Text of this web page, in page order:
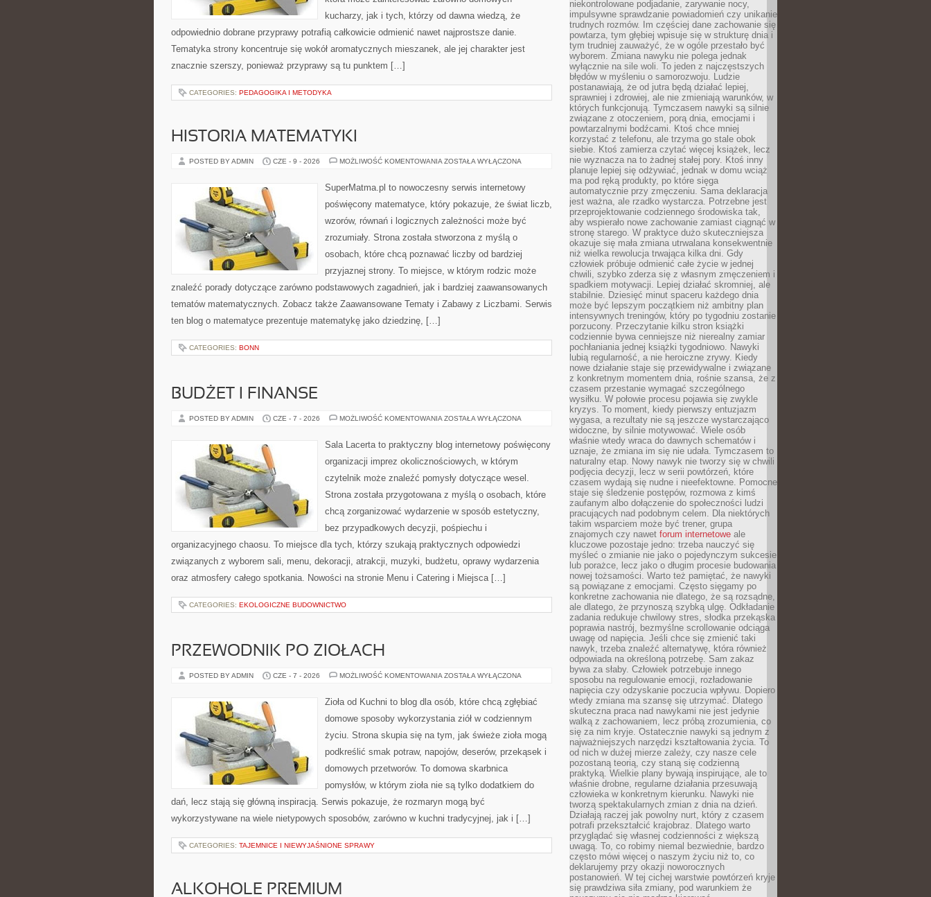
kucharzy, jak i tych, którzy od dawna wiedzą, że
odpowiednio dobrane przyprawy potrafią całkowicie odmienić nawet najprostsze danie.
Tematyka strony koncentruje się wokół aromatycznych mieszanek, ale jej charakter jest
znacznie szerszy, ponieważ przyprawy są tu punktem […]
CATEGORIES: PEDAGOGIKA I METODYKA
HISTORIA MATEMATYKI
POSTED BY ADMIN CZE - 9 - 2026 MOŻLIWOŚĆ KOMENTOWANIA HISTORIA
ZOSTAŁA WYŁĄCZONA
SuperMatma.pl to nowoczesny serwis internetowy
poświęcony matematyce, który pokazuje, że świat liczb,
wzorów, równań i logicznych zależności może być
zrozumiały. Strona została stworzona z myślą o
osobach, które chcą poznawać liczby od bardziej
przyjaznej strony. To miejsce, w którym rodzic może
znaleźć porady dotyczące zarówno podstawowych zagadnień, jak i bardziej zaawansowanych
tematów matematycznych. Zobacz także Zaawansowane Tematy i Zabawy z Liczbami. Serwis
ten blog o matematyce prezentuje matematykę jako dziedzinę, […]
CATEGORIES: BONN
BUDŻET I FINANSE
POSTED BY ADMIN CZE - 7 - 2026 MOŻLIWOŚĆ KOMENTOWANIA BUDŻET
ZOSTAŁA WYŁĄCZONA
Sala Lacerta to praktyczny blog internetowy poświęcony
organizacji imprez okolicznościowych, w którym
czytelnik może znaleźć pomysły dotyczące wesel.
Strona została przygotowana z myślą o osobach, które
chcą zorganizować wydarzenie w sposób estetyczny,
bez przypadkowych decyzji, pośpiechu i
organizacyjnego chaosu. To miejsce dla tych, którzy szukają praktycznych odpowiedzi
związanych z wyborem sali, menu, dekoracji, atrakcji, muzyki, budżetu, oprawy wydarzenia
oraz atmosfery całego spotkania. Nowości na stronie Menu i Catering i Miejsca […]
CATEGORIES: EKOLOGICZNE BUDOWNICTWO
PRZEWODNIK PO ZIOŁACH
POSTED BY ADMIN CZE - 7 - 2026 MOŻLIWOŚĆ KOMENTOWANIA PRZEWODNIK
ZOSTAŁA WYŁĄCZONA
Zioła od Kuchni to blog dla osób, które chcą zgłębiać
domowe sposoby wykorzystania ziół w codziennym
życiu. Strona skupia się na tym, jak świeże zioła mogą
podkreślić smak potraw, napojów, deserów, przekąsek i
domowych przetworów. To domowa skarbnica
pomysłów, w którym zioła nie są tylko dodatkiem do
dań, lecz stają się główną inspiracją. Serwis pokazuje, że rozmaryn mogą być
wykorzystywane na wiele nietypowych sposobów, zarówno w kuchni tradycyjnej, jak i […]
CATEGORIES: TAJEMNICE I NIEWYJAŚNIONE SPRAWY
ALKOHOLE PREMIUM
niekontrolowane podjadanie, zarywanie nocy,
impulsywne sprawdzanie powiadomień czy unikanie
trudnych rozmów. Im częściej dane zachowanie się
powtarza, tym głębiej wpisuje się w strukturę dnia i
tym trudniej zauważyć, że w ogóle przestało być
wyborem. Zmiana nawyku nie polega jednak
wyłącznie na sile woli. To jeden z najczęstszych
błędów w myśleniu o samorozwoju. Ludzie
postanawiają, że od jutra będą działać lepiej,
sprawniej i zdrowiej, ale nie zmieniają warunków, w
których funkcjonują. Tymczasem nawyki są silnie
związane z otoczeniem, porą dnia, emocjami i
powtarzalnymi bodźcami. Ktoś chce mniej
korzystać z telefonu, ale trzyma go stale obok
siebie. Ktoś zamierza czytać więcej książek, lecz
nie wyznacza na to żadnej stałej pory. Ktoś inny
planuje lepiej się odżywiać, jednak w domu wciąż
ma pod ręką produkty, po które sięga
automatycznie przy zmęczeniu. Sama deklaracja
jest ważna, ale rzadko wystarcza. Potrzebne jest
przeprojektowanie codziennego środowiska tak,
aby wspierało nowe zachowanie zamiast ciągnąć w
stronę starego. W praktyce dużo skuteczniejsza
okazuje się mała zmiana utrwalana konsekwentnie
niż wielka rewolucja trwająca kilka dni. Gdy
człowiek próbuje odmienić całe życie w jednej
chwili, szybko zderza się z własnym zmęczeniem i
spadkiem motywacji. Lepiej działać skromniej, ale
stabilnie. Dziesięć minut spaceru każdego dnia
może być lepszym początkiem niż ambitny plan
intensywnych treningów, który po tygodniu zostanie
porzucony. Przeczytanie kilku stron książki
codziennie bywa cenniejsze niż nierealny zamiar
pochłaniania jednej książki tygodniowo. Nawyki
lubią regularność, a nie heroiczne zrywy. Kiedy
nowe działanie staje się przewidywalne i związane
z konkretnym momentem dnia, rośnie szansa, że z
czasem przestanie wymagać szczególnego
wysiłku. W połowie procesu pojawia się zwykle
kryzys. To moment, kiedy pierwszy entuzjazm
wygasa, a rezultaty nie są jeszcze wystarczająco
widoczne, by silnie motywować. Wiele osób
właśnie wtedy wraca do dawnych schematów i
uznaje, że zmiana im się nie udała. Tymczasem to
naturalny etap. Nowy nawyk nie tworzy się w chwili
podjęcia decyzji, lecz w serii powtórzeń, które
czasem wydają się nudne i nieefektowne. Pomocne
staje się śledzenie postępów, rozmowa z kimś
zaufanym albo dołączenie do społeczności ludzi
pracujących nad podobnym celem. Dla niektórych
takim wsparciem może być trener, grupa
znajomych czy nawet forum internetowe ale
kluczowe pozostaje jedno: trzeba nauczyć się
myśleć o zmianie nie jako o pojedynczym sukcesie
lub porażce, lecz jako o długim procesie budowania
nowej tożsamości. Warto też pamiętać, że nawyki
są powiązane z emocjami. Często sięgamy po
konkretne zachowania nie dlatego, że są rozsądne,
ale dlatego, że przynoszą szybką ulgę. Odkładanie
zadania redukuje chwilowy stres, słodka przekąska
poprawia nastrój, bezmyślne scrollowanie odciąga
uwagę od napięcia. Jeśli chce się zmienić taki
nawyk, trzeba znaleźć alternatywę, która również
odpowiada na określoną potrzebę. Sam zakaz
bywa za słaby. Człowiek potrzebuje innego
sposobu na regulowanie emocji, rozładowanie
napięcia czy odzyskanie poczucia wpływu. Dopiero
wtedy zmiana ma szansę się utrzymać. Dlatego
skuteczna praca nad nawykami nie jest jedynie
walką z zachowaniem, lecz próbą zrozumienia, co
się za nim kryje. Ostatecznie nawyki są jednym z
najważniejszych narzędzi kształtowania życia. To
od nich w dużej mierze zależy, czy nasze cele
pozostaną teorią, czy staną się codzienną
praktyką. Wielkie plany bywają inspirujące, ale to
właśnie drobne, regularne działania przesuwają
człowieka w konkretnym kierunku. Nawyki nie
tworzą spektakularnych zmian z dnia na dzień.
Działają raczej jak powolny nurt, który z czasem
potrafi przekształcić krajobraz. Dlatego warto
przyglądać się własnej codzienności z większą
uwagą. To, co robimy niemal bezwiednie, bardzo
często mówi więcej o naszym życiu niż to, co
deklarujemy przy okazji noworocznych
postanowień. W tej cichej warstwie powtórzeń kryje
się prawdziwa siła zmiany, pod warunkiem że